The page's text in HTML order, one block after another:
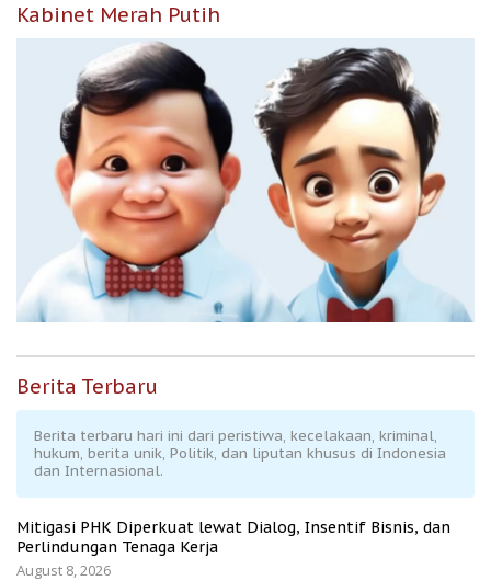
Kabinet Merah Putih
Berita Terbaru
Berita terbaru hari ini dari peristiwa, kecelakaan, kriminal,
hukum, berita unik, Politik, dan liputan khusus di Indonesia
dan Internasional.
Mitigasi PHK Diperkuat lewat Dialog, Insentif Bisnis, dan
Perlindungan Tenaga Kerja
August 8, 2026